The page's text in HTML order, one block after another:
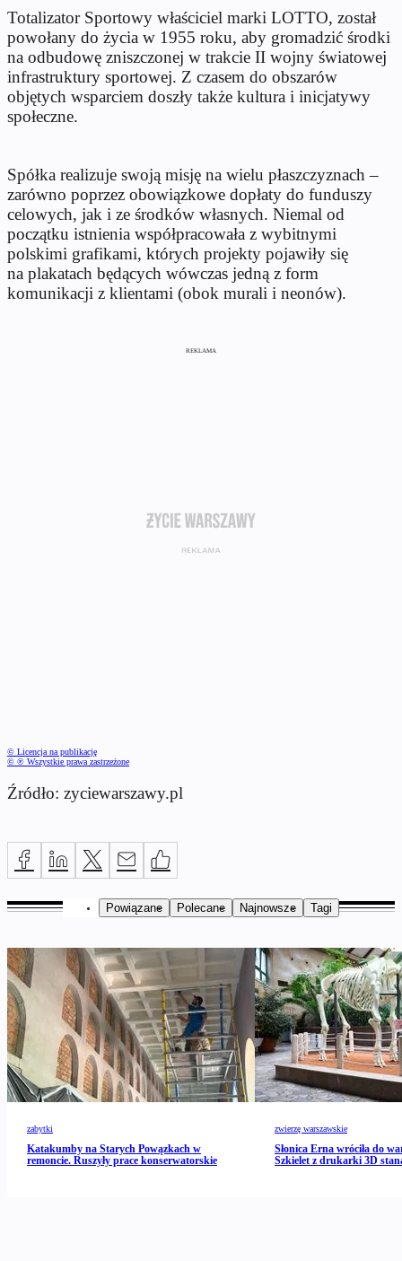
Totalizator Sportowy właściciel marki LOTTO, został
powołany do życia w 1955 roku, aby gromadzić środki
na odbudowę zniszczonej w trakcie II wojny światowej
infrastruktury sportowej. Z czasem do obszarów
objętych wsparciem doszły także kultura i inicjatywy
społeczne.
Spółka realizuje swoją misję na wielu płaszczyznach –
zarówno poprzez obowiązkowe dopłaty do funduszy
celowych, jak i ze środków własnych. Niemal od
początku istnienia współpracowała z wybitnymi
polskimi grafikami, których projekty pojawiły się
na plakatach będących wówczas jedną z form
komunikacji z klientami (obok murali i neonów).
REKLAMA
© Licencja na publikację
© ℗ Wszystkie prawa zastrzeżone
Źródło: zyciewarszawy.pl
Powiązane Polecane Najnowsze Tagi
zabytki
Katakumby na Starych Powązkach w
remoncie. Ruszyły prace konserwatorskie
zwierzę warszawskie
Słonica Erna wróciła do
Szkielet z drukarki 3D